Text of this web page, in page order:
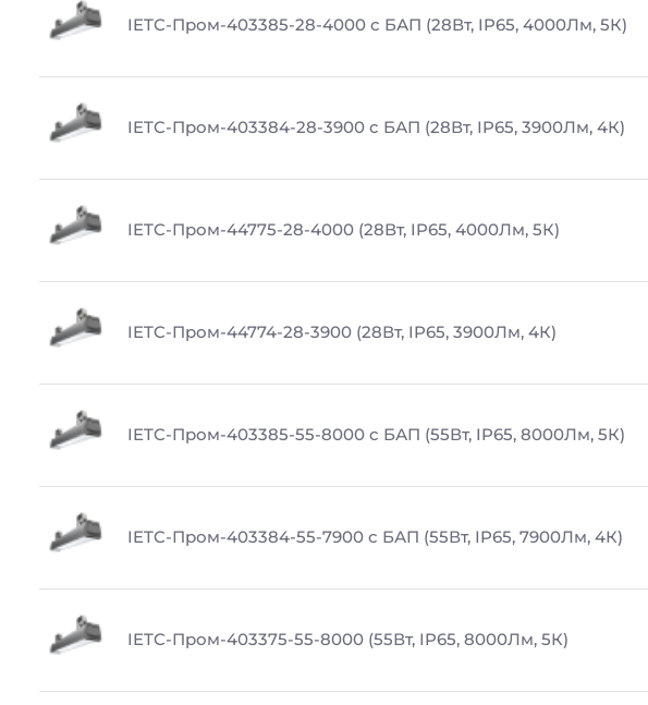
IETC-Пром-403385-28-4000 с БАП (28Вт, IP65, 4000Лм, 5К)
IETC-Пром-403384-28-3900 с БАП (28Вт, IP65, 3900Лм, 4К)
IETC-Пром-44775-28-4000 (28Вт, IP65, 4000Лм, 5К)
IETC-Пром-44774-28-3900 (28Вт, IP65, 3900Лм, 4К)
IETC-Пром-403385-55-8000 с БАП (55Вт, IP65, 8000Лм, 5К)
IETC-Пром-403384-55-7900 с БАП (55Вт, IP65, 7900Лм, 4К)
IETC-Пром-403375-55-8000 (55Вт, IP65, 8000Лм, 5К)